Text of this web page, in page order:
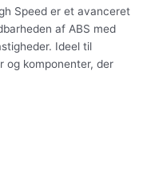
Speed er et avanceret
af ABS med
Ideel til
og komponenter, der